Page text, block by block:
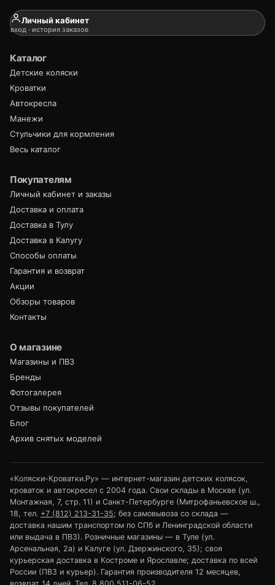
Личный кабинет
вход · история заказов
Каталог
Детские коляски
Кроватки
Автокресла
Манежи
Стульчики для кормления
Весь каталог
Покупателям
Личный кабинет и заказы
Доставка и оплата
Доставка в Тулу
Доставка в Калугу
Способы оплаты
Гарантия и возврат
Акции
Обзоры товаров
Контакты
О магазине
Магазины и ПВЗ
Бренды
Фотогалерея
Отзывы покупателей
Блог
Архив снятых моделей
«Коляски-Кроватки.Ру» — интернет-магазин детских колясок,
кроваток и автокресел с 2004 года. Свои склады в Москве (ул.
Монтажная, 7, стр. 11) и Санкт-Петербурге (Митрофаньевское ш.,
18, тел. +7 (812) 213-31-35; без самовывоза со склада —
доставка нашим транспортом по СПб и Ленинградской области
или выдача в ПВЗ). Розничные магазины — в Туле (ул.
Арсенальная, 2а) и Калуге (ул. Дзержинского, 35); своя
курьерская доставка в Костроме и Ярославле; доставка по всей
России (ПВЗ и курьер). Гарантия производителя 12 месяцев,